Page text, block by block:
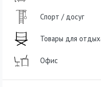
Спорт / досуг
Товары для
Офис